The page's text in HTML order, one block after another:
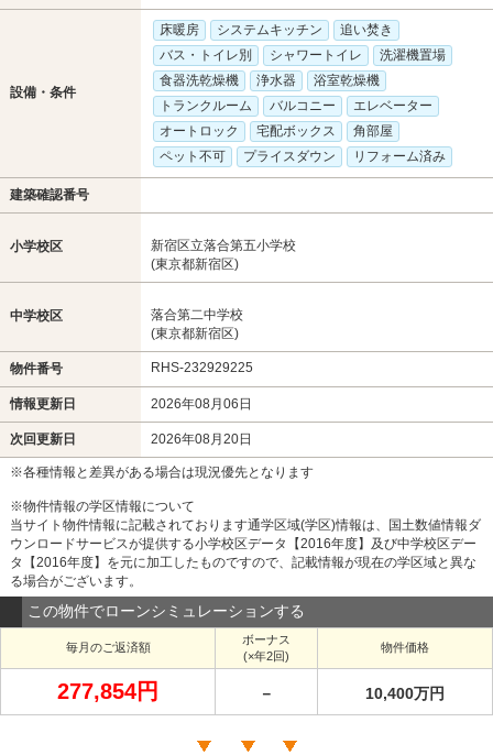
設備・条件
床暖房 システムキッチン
追い焚き
バス・トイレ別
シャワートイレ
洗濯機置場
食器洗乾燥機
浄水器
浴室乾燥機
トランクルーム
バルコニー
エレベーター
オートロック
宅配ボックス
角部屋
ペット不可
プライスダウン リフォーム済み
建築確認番号
小学校区
新宿区立落合第五小学校
(東京都新宿区)
中学校区
落合第二中学校
(東京都新宿区)
物件番号 RHS-232929225
情報更新日 2026年08月06日
次回更新日 2026年08月20日
※各種情報と差異がある場合は現況優先となります
※物件情報の学区情報について
当サイト物件情報に記載されております通学区域(学区)情報は、国土数値情報ダ
ウンロードサービスが提供する小学校区データ【2016年度】及び中学校区デー
タ【2016年度】を元に加工したものですので、記載情報が現在の学区域と異な
る場合がございます。
この物件でローンシミュレーションする
毎月のご返済額
ボーナス
(×年2回)
物件価格
277,854円 － 10,400万円